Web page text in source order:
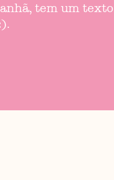
tem um texto